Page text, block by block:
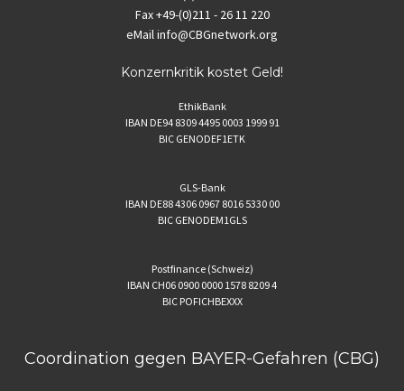
Fax+49-(0)211 - 26 11 220
eMailinfo@CBGnetwork.org
Konzernkritik kostet Geld!
EthikBank
IBAN DE94 8309 4495 0003 1999 91
BIC GENODEF1ETK
GLS-Bank
IBAN DE88 4306 0967 8016 5330 00
BIC GENODEM1GLS
Postfinance (Schweiz)
IBAN CH06 0900 0000 1578 8209 4
BIC POFICHBEXXX
Coordination gegen BAYER-Gefahren (CBG)